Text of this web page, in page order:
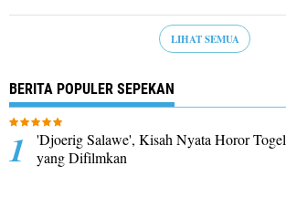
LIHAT SEMUA
BERITA POPULER SEPEKAN
'Djoerig Salawe', Kisah Nyata Horor Togel
yang Difilmkan